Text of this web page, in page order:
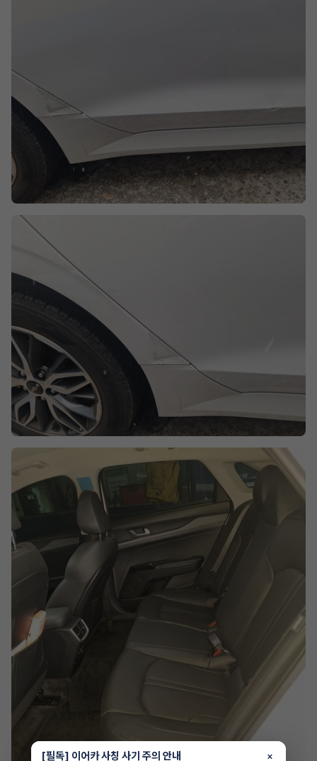
[필독] 이어카 사칭 사기 주의 안내 ×